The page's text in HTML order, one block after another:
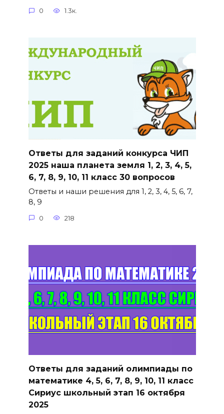
0 1.3к.
Ответы для заданий конкурса ЧИП
2025 наша планета земля 1, 2, 3, 4, 5,
6, 7, 8, 9, 10, 11 класс 30 вопросов
Ответы и наши решения для 1, 2, 3, 4, 5, 6, 7,
8, 9
0 218
Ответы для заданий олимпиады по
математике 4, 5, 6, 7, 8, 9, 10, 11 класс
Сириус школьный этап 16 октября
2025